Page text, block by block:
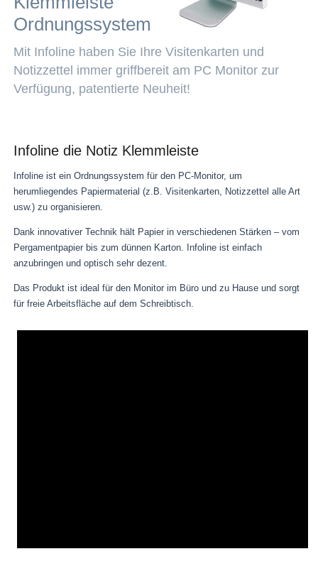
Ordnungssystem
Mit Infoline haben Sie Ihre Visitenkarten und
Notizzettel immer griffbereit am PC Monitor zur
Verfügung, patentierte Neuheit!
Infoline die Notiz Klemmleiste
Infoline ist ein Ordnungssystem für den PC-Monitor, um
herumliegendes Papiermaterial (z.B. Visitenkarten, Notizzettel alle Art
usw.) zu organisieren.
Dank innovativer Technik hält Papier in verschiedenen Stärken – vom
Pergamentpapier bis zum dünnen Karton. Infoline ist einfach
anzubringen und optisch sehr dezent.
Das Produkt ist ideal für den Monitor im Büro und zu Hause und sorgt
für freie Arbeitsfläche auf dem Schreibtisch.